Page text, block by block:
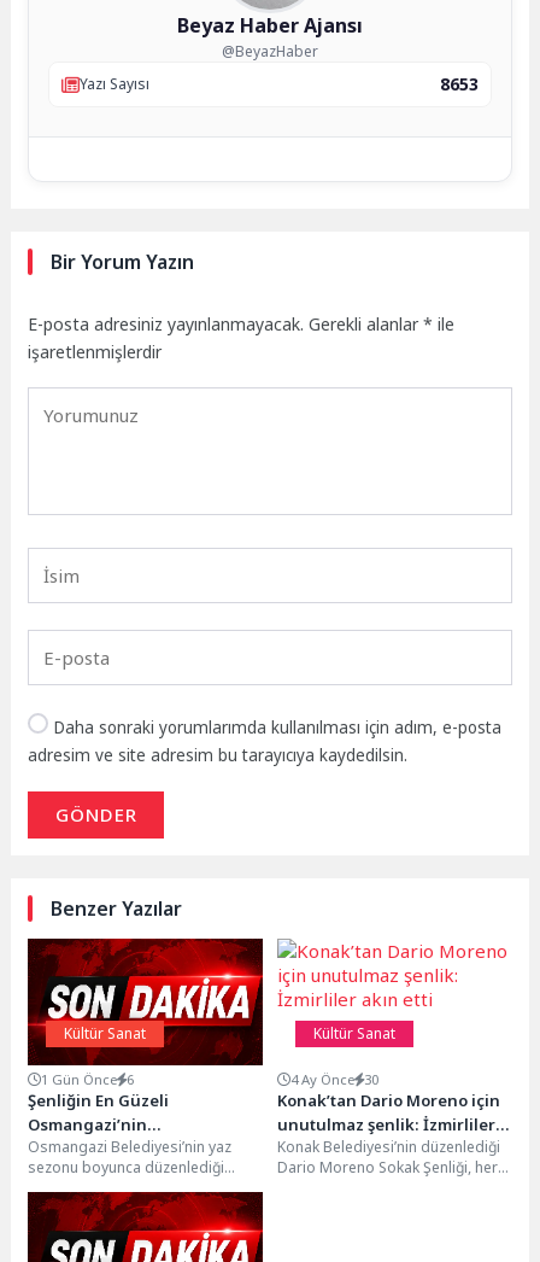
Beyaz Haber Ajansı
@BeyazHaber
Yazı Sayısı
8653
Bir Yorum Yazın
E-posta adresiniz yayınlanmayacak. Gerekli alanlar* ile
işaretlenmişlerdir
Daha sonraki yorumlarımda kullanılması için adım, e-posta
adresim ve site adresim bu tarayıcıya kaydedilsin.
GÖNDER
Benzer Yazılar
Kültür Sanat
1 Gün Önce 6
Şenliğin En Güzeli
Osmangazi’nin
Mahallelerinde Yaşanıyor
Osmangazi Belediyesi’nin yaz
sezonu boyunca düzenlediği
mahalle şenlikleri, vatandaşlara
unutulmaz yaz akşamları
yaşatmaya devam
ediyor.Osmangazi...
Kültür Sanat
4 Ay Önce 30
Konak’tan Dario Moreno için
unutulmaz şenlik: İzmirliler
akın etti
Konak Belediyesi’nin düzenlediği
Dario Moreno Sokak Şenliği, her